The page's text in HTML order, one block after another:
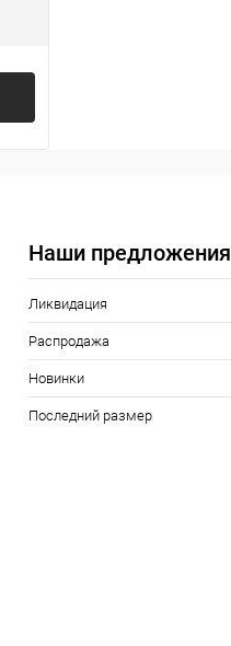
Наши предложения
Ликвидация
Распродажа
Новинки
Последний размер